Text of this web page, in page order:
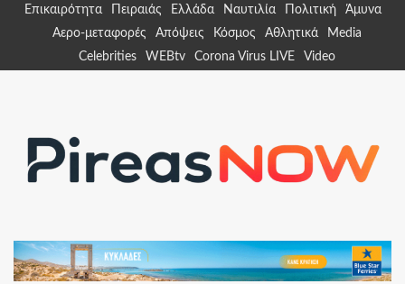
Επικαιρότητα Πειραιάς Ελλάδα Ναυτιλία Πολιτική
Άμυνα
Αερο-μεταφορές
Απόψεις Κόσμος Αθλητικά
Media
Celebrities
WEBtv Corona Virus LIVE Video